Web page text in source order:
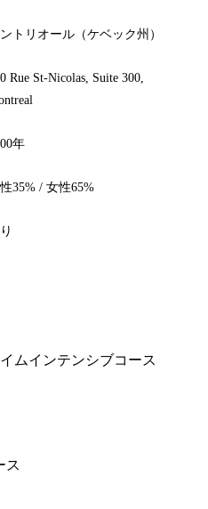
トリオール（ケベック州）
Rue St-Nicolas, Suite 300,
年
35% / 女性65%
ムインテンシブコース
ス